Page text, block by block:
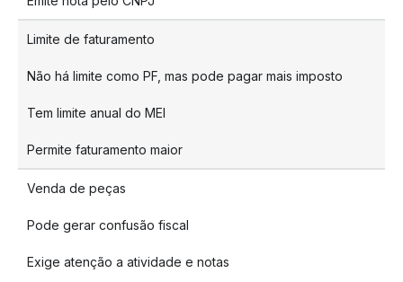
Limite de faturamento
Não há limite como PF, mas pode pagar mais imposto
Tem limite anual do MEI
Permite faturamento maior
Venda de peças
Pode gerar confusão fiscal
Exige atenção a atividade e notas